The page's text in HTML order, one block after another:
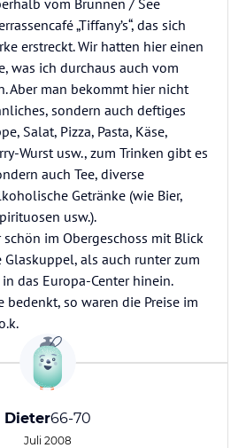
vom Brunnen / See
„Tiffany’s“, das sich
erstreckt. Wir hatten hier einen
was ich durchaus auch vom
Aber man bekommt hier nicht
sondern auch deftiges
Salat, Pizza, Pasta, Käse,
Wurst usw., zum Trinken gibt es
auch Tee, diverse
Getränke (wie Bier,
usw.).
schön im Obergeschoss mit Blick
als auch runter zum
das Europa-Center hinein.
bedenkt, so waren die Preise im
Dieter66-70
Juli 2008